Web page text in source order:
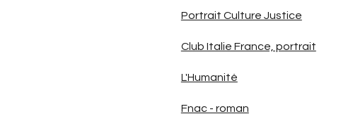
Portrait Culture Justice
Club Italie France, portrait
L'Humanité
Fnac - roman